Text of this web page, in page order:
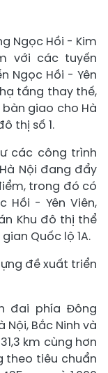
Ngọc Hồi - Kim
với các tuyến
Ngọc Hồi - Yên
tầng thay thế,
giao cho Hà
thị số 1.
các công trình
Nội đang đẩy
trong đó có
Hồi - Yên Viên,
Khu đô thị thể
Quốc lộ 1A.
đề xuất triển
đai phía Đông
Nội, Bắc Ninh và
km cùng hơn
theo tiêu chuẩn